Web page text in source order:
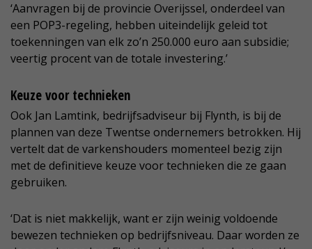
‘Aanvragen bij de provincie Overijssel, onderdeel van
een POP3-regeling, hebben uiteindelijk geleid tot
toekenningen van elk zo’n 250.000 euro aan subsidie;
veertig procent van de totale investering.’
Keuze voor technieken
Ook Jan Lamtink, bedrijfsadviseur bij Flynth, is bij de
plannen van deze Twentse ondernemers betrokken. Hij
vertelt dat de varkenshouders momenteel bezig zijn
met de definitieve keuze voor technieken die ze gaan
gebruiken.
‘Dat is niet makkelijk, want er zijn weinig voldoende
bewezen technieken op bedrijfsniveau. Daar worden ze